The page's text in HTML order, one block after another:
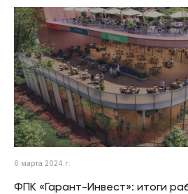
6 марта 2024 г.
ФПК «Гарант-Инвест»: итоги